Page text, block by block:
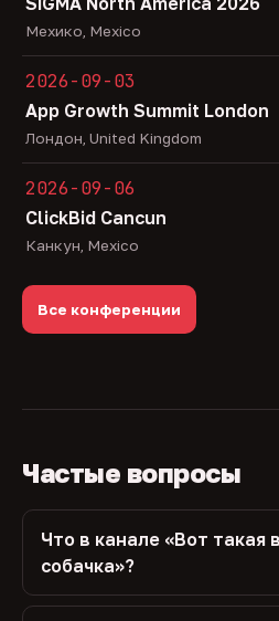
Мехико, Mexico
2026-09-03
App Growth Summit London
Лондон, United Kingdom
2026-09-06
ClickBid Cancun
Канкун, Mexico
Все конференции
Частые вопросы
Что в канале «Вот такая
собачка»?